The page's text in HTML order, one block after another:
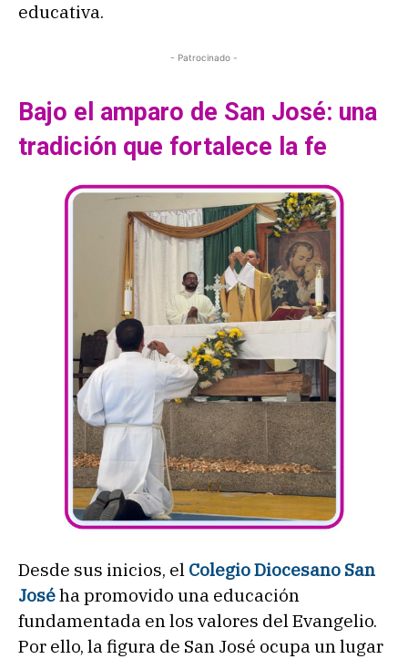
educativa.
- Patrocinado -
Bajo el amparo de San José: una
tradición que fortalece la fe
Desde sus inicios, el Colegio Diocesano San
Joséha promovido una educación
fundamentada en los valores del Evangelio.
Por ello, la figura de San José ocupa un lugar